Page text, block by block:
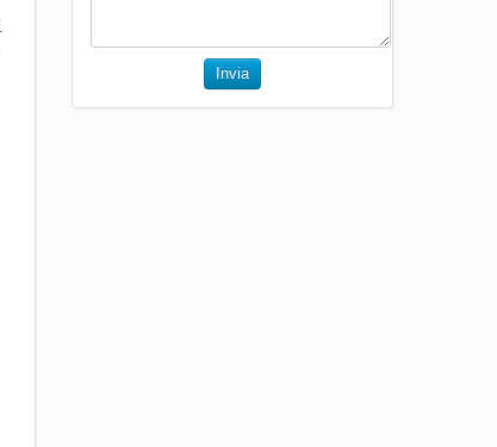
Invia